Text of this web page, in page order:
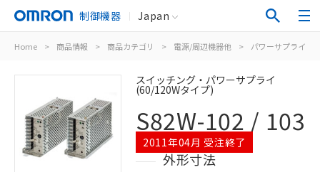
制御機器 Japan
Home > 商品情報 > 商品カテゴリ > 電源/周辺機器他 > パワーサプライ（
スイッチング・パワーサプライ
(60/120Wタイプ)
S82W-102 / 103
2011年04月 受注終了
外形寸法